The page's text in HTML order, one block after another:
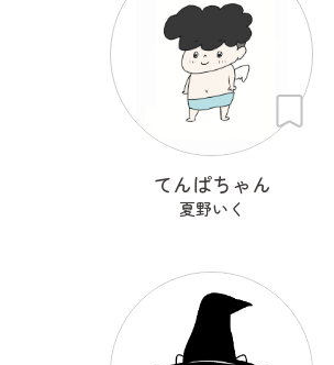
てんぱちゃん
夏野いく